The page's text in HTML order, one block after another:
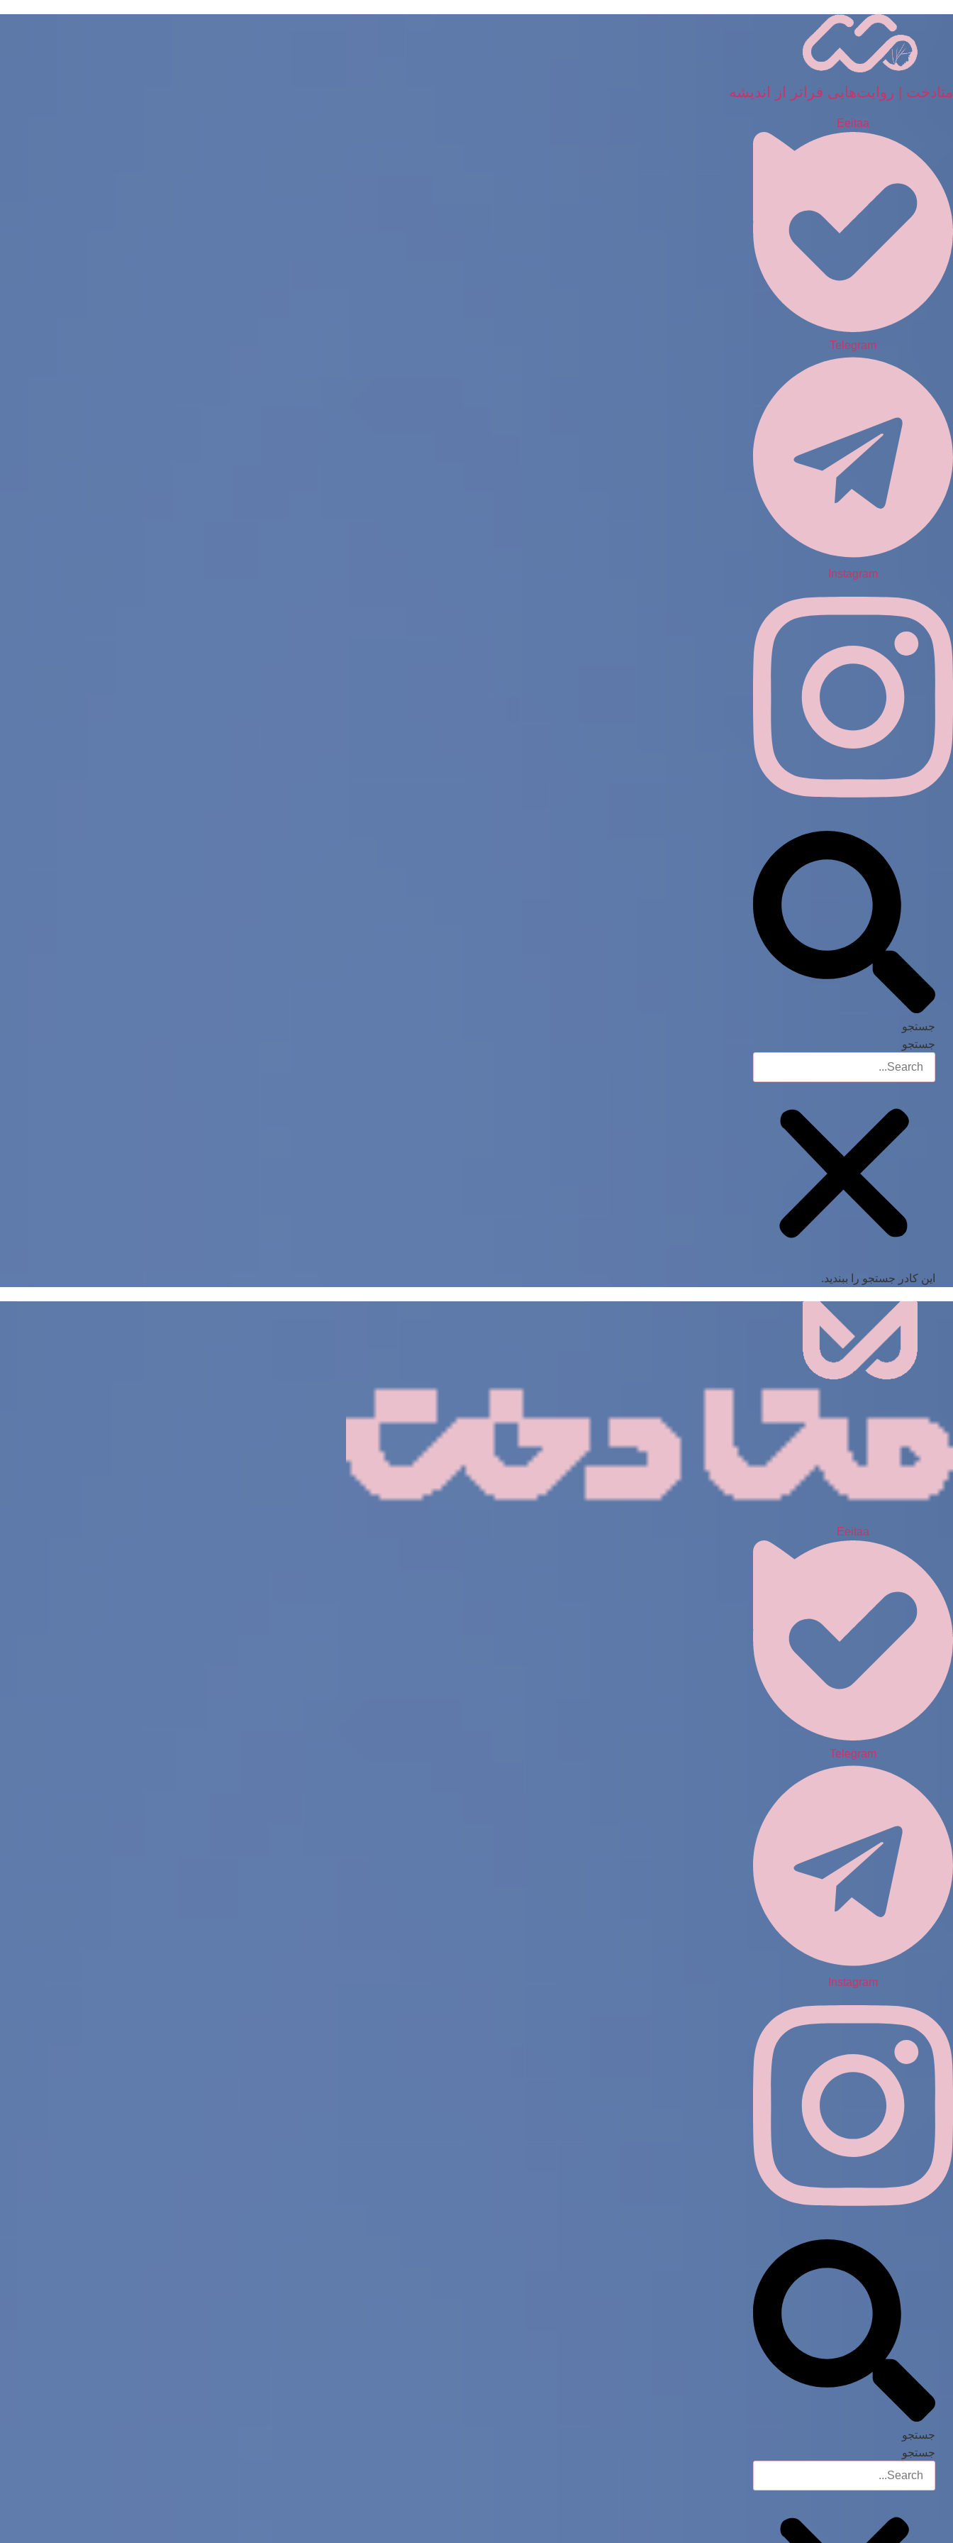
متادخت | روایت‌هایی فراتر از اندیشه
Eeitaa
Telegram
Instagram
جستجو
جستجو
این کادر جستجو را ببندید.
Eeitaa
Telegram
Instagram
جستجو
جستجو